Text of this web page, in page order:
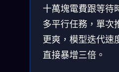
十萬塊電費跟等待
多平行任務，單次
更爽，模型迭代速
直接暴增三倍。